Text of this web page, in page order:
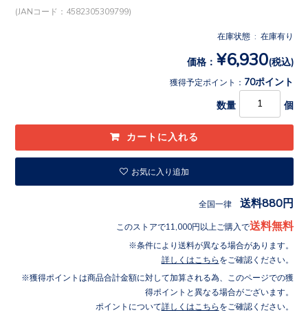
(JANコード：4582305309799)
在庫状態 : 在庫有り
価格： ¥6,930(税込)
獲得予定ポイント： 70ポイント
数量 個
お気に入り追加
全国一律 送料880円
このストアで11,000円以上ご購入で送料無料
条件により送料が異なる場合があります。
詳しくはこちら をご確認ください。
獲得ポイントは商品合計金額に対して加算される為、このページでの獲
得ポイントと異なる場合がございます。
ポイントについて詳しくはこちら をご確認ください。